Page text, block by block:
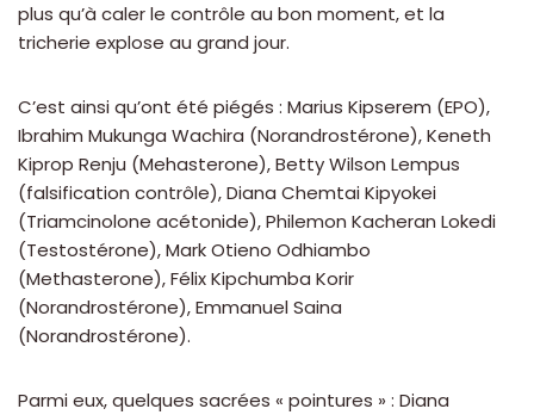
plus qu’à caler le contrôle au bon moment, et la
tricherie explose au grand jour.
C’est ainsi qu’ont été piégés : Marius Kipserem (EPO),
Ibrahim Mukunga Wachira (Norandrostérone), Keneth
Kiprop Renju (Mehasterone), Betty Wilson Lempus
(falsification contrôle), Diana Chemtai Kipyokei
(Triamcinolone acétonide), Philemon Kacheran Lokedi
(Testostérone), Mark Otieno Odhiambo
(Methasterone), Félix Kipchumba Korir
(Norandrostérone), Emmanuel Saina
(Norandrostérone).
Parmi eux, quelques sacrées « pointures » : Diana